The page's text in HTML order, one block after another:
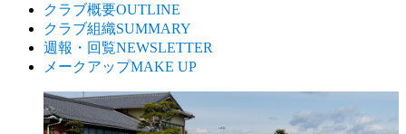
クラブ概要OUTLINE
クラブ組織SUMMARY
週報・回覧NEWSLETTER
メークアップMAKE UP